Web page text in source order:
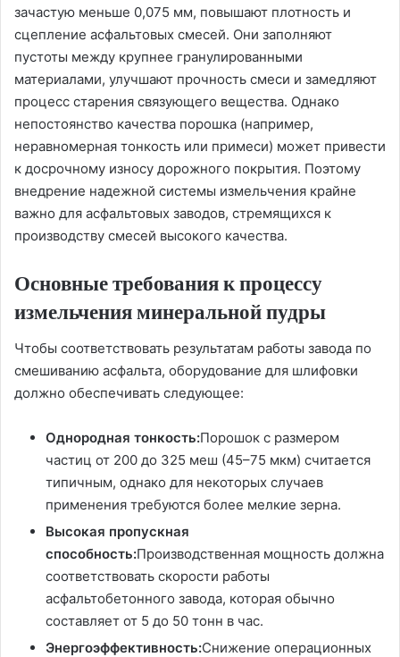
зачастую меньше 0,075 мм, повышают плотность и
сцепление асфальтовых смесей. Они заполняют
пустоты между крупнее гранулированными
материалами, улучшают прочность смеси и замедляют
процесс старения связующего вещества. Однако
непостоянство качества порошка (например,
неравномерная тонкость или примеси) может привести
к досрочному износу дорожного покрытия. Поэтому
внедрение надежной системы измельчения крайне
важно для асфальтовых заводов, стремящихся к
производству смесей высокого качества.
Основные требования к процессу
измельчения минеральной пудры
Чтобы соответствовать результатам работы завода по
смешиванию асфальта, оборудование для шлифовки
должно обеспечивать следующее:
Однородная тонкость:Порошок с размером
частиц от 200 до 325 меш (45–75 мкм) считается
типичным, однако для некоторых случаев
применения требуются более мелкие зерна.
Высокая пропускная
способность:Производственная мощность должна
соответствовать скорости работы
асфальтобетонного завода, которая обычно
составляет от 5 до 50 тонн в час.
Энергоэффективность:Снижение операционных